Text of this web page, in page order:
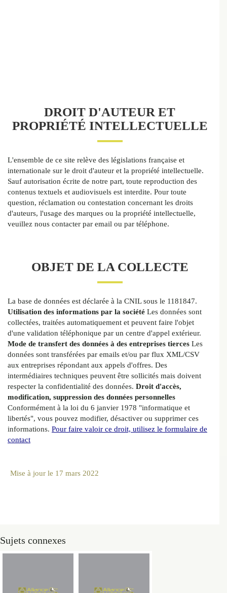
DROIT D'AUTEUR ET
PROPRIÉTÉ INTELLECTUELLE
L'ensemble de ce site relève des législations française et
internationale sur le droit d'auteur et la propriété intellectuelle.
Sauf autorisation écrite de notre part, toute reproduction des
contenus textuels et audiovisuels est interdite. Pour toute
question, réclamation ou contestation concernant les droits
d'auteurs, l'usage des marques ou la propriété intellectuelle,
veuillez nous contacter par email ou par téléphone.
OBJET DE LA COLLECTE
La base de données est déclarée à la CNIL sous le 1181847.
Utilisation des informations par la société Les données sont
collectées, traitées automatiquement et peuvent faire l'objet
d'une validation téléphonique par un centre d'appel extérieur.
Mode de transfert des données à des entreprises tierces Les
données sont transférées par emails et/ou par flux XML/CSV
aux entreprises répondant aux appels d'offres. Des
intermédiaires techniques peuvent être sollicités mais doivent
respecter la confidentialité des données. Droit d'accès,
modification, suppression des données personnelles
Conformément à la loi du 6 janvier 1978 "informatique et
libertés", vous pouvez modifier, désactiver ou supprimer ces
informations. Pour faire valoir ce droit, utilisez le formulaire de
contact
Mise à jour le 17 mars 2022
Sujets connexes